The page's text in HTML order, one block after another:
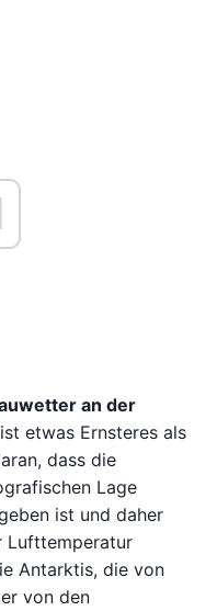
an der
etwas Ernsteres als
dass die
Lage
ist und daher
Lufttemperatur
Antarktis, die von
von den